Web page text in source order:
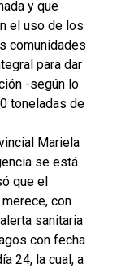
y que
el uso de los
comunidades
para dar
-según lo
toneladas de
Mariela
se está
que el
con
sanitaria
con fecha
24, la cual, a